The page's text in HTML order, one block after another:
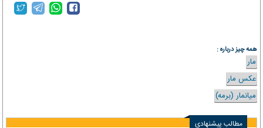
همه چیز درباره :
مار
عکس مار
میانمار (برمه)
مطالب پیشنهادی